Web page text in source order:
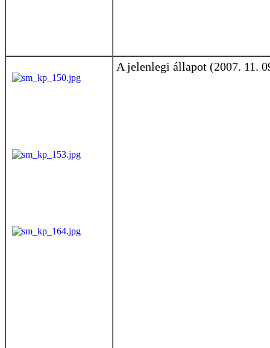
A jelenlegi állapot (2007. 11.